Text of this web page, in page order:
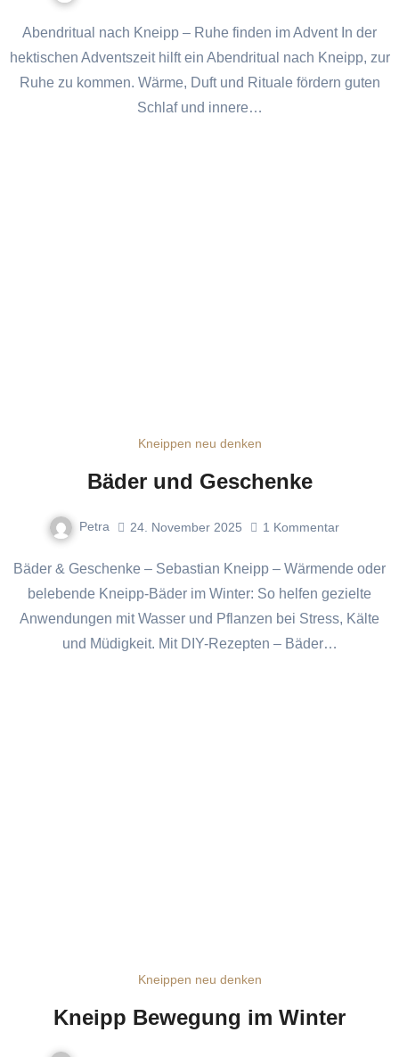
Abendritual nach Kneipp – Ruhe finden im Advent In der
hektischen Adventszeit hilft ein Abendritual nach Kneipp, zur
Ruhe zu kommen. Wärme, Duft und Rituale fördern guten
Schlaf und innere…
Kneippen neu denken
Bäder und Geschenke
Petra 24. November 2025 1 Kommentar
Bäder & Geschenke – Sebastian Kneipp – Wärmende oder
belebende Kneipp-Bäder im Winter: So helfen gezielte
Anwendungen mit Wasser und Pflanzen bei Stress, Kälte
und Müdigkeit. Mit DIY-Rezepten – Bäder…
Kneippen neu denken
Kneipp Bewegung im Winter